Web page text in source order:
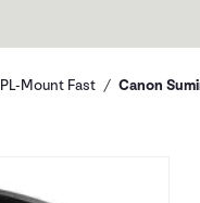
PL-Mount Fast Canon